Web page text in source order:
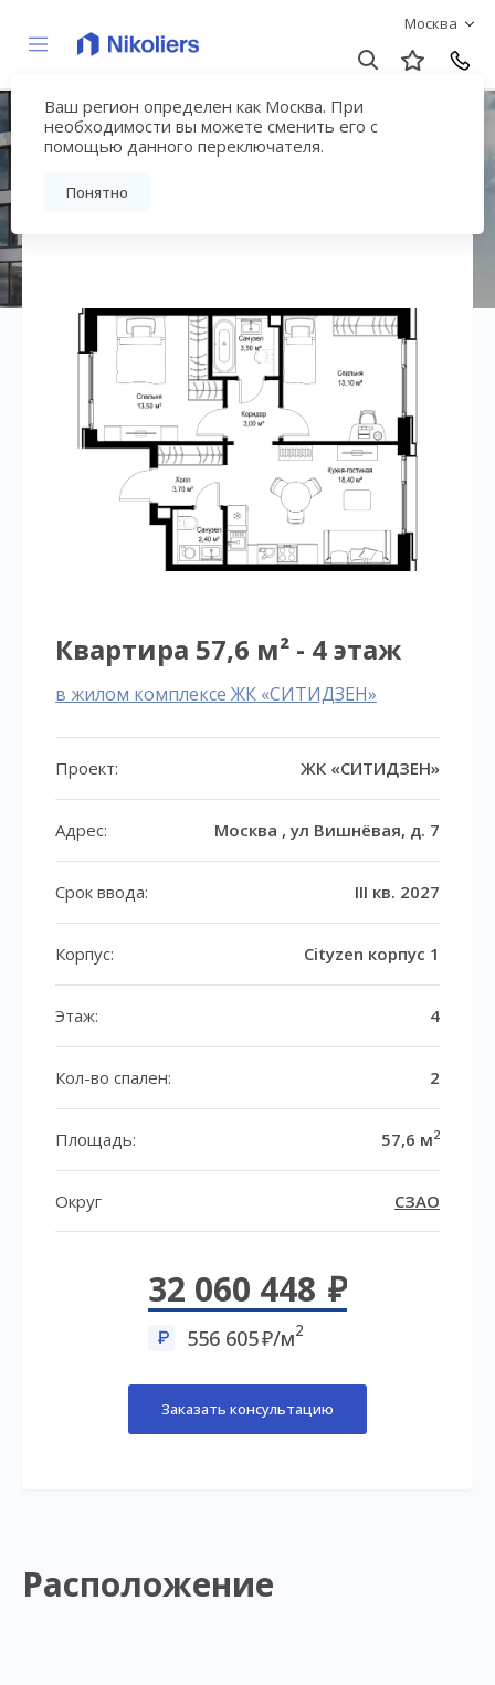
Москва
Ваш регион определен как Москва. При
необходимости вы можете сменить его с
помощью данного переключателя.
Понятно
ЖК «СИТИДЗЕН»
Вернуться на страницу жилого комплекса
Квартира 57,6 м² - 4 этаж
в жилом комплексе ЖК «СИТИДЗЕН»
Проект: ЖК «СИТИДЗЕН»
Адрес: Москва , ул Вишнёвая, д. 7
Срок ввода: III кв. 2027
Корпус: Cityzen корпус 1
Этаж: 4
Кол-во спален: 2
Площадь: 57,6 м2
Округ СЗАО
32 060 448
556 605 /м2
Заказать консультацию
Расположение